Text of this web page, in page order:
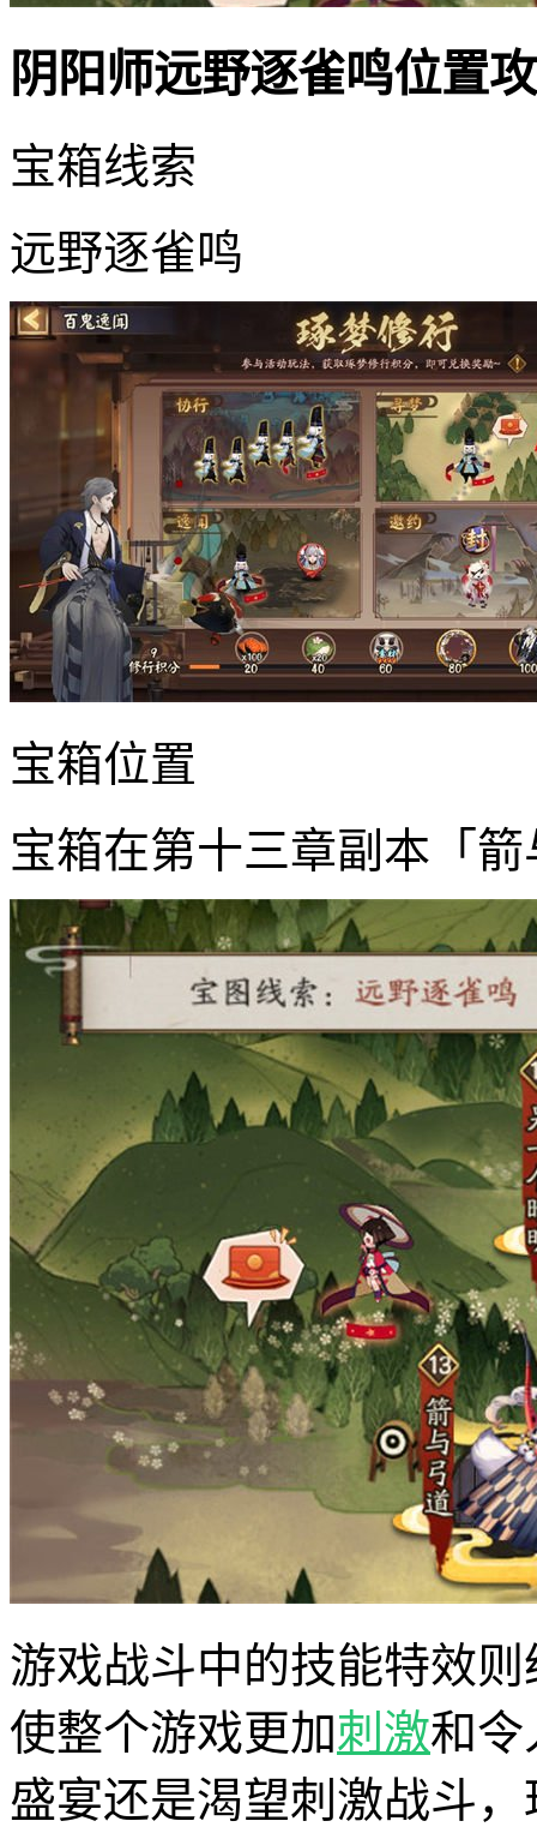
阴阳师远野逐雀鸣位置
宝箱线索
远野逐雀鸣
宝箱位置
宝箱在第十三章副本「
游戏战斗中的技能特效
使整个游戏更加刺激和令
盛宴还是渴望刺激战斗